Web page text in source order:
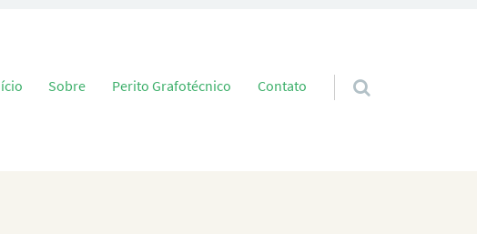
para o conteúdo
Sobre Perito Grafotécnico Contato